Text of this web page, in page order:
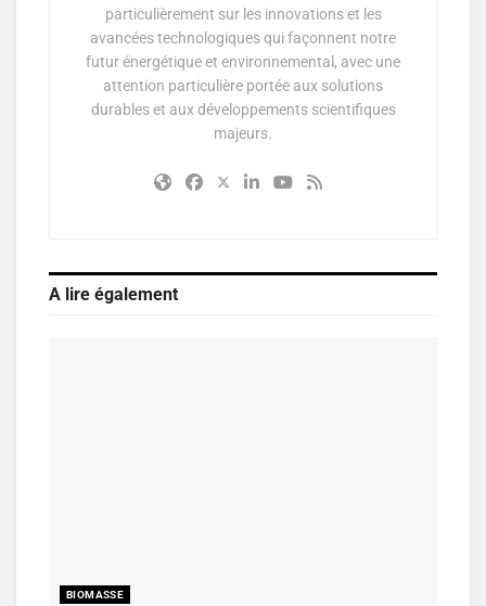
particulièrement sur les innovations et les
avancées technologiques qui façonnent notre
futur énergétique et environnemental, avec une
attention particulière portée aux solutions
durables et aux développements scientifiques
majeurs.
A lire également
BIOMASSE